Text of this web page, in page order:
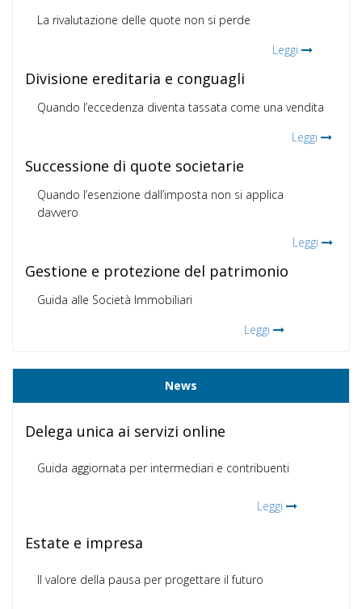
La rivalutazione delle quote non si perde
Leggi
Divisione ereditaria e conguagli
Quando l’eccedenza diventa tassata come una vendita
Leggi
Successione di quote societarie
Quando l’esenzione dall’imposta non si applica
davvero
Leggi
Gestione e protezione del patrimonio
Guida alle Società Immobiliari
Leggi
News
Delega unica ai servizi online
Guida aggiornata per intermediari e contribuenti
Leggi
Estate e impresa
Il valore della pausa per progettare il futuro